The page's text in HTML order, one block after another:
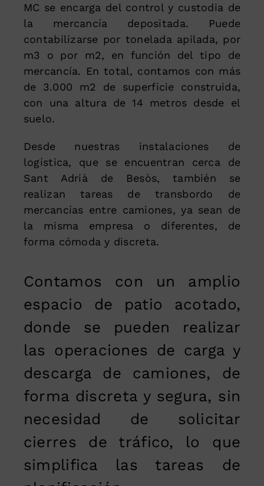
MC se encarga del control y custodia de
la mercancía depositada. Puede
contabilizarse por tonelada apilada, por
m3 o por m2, en función del tipo de
mercancía. En total, contamos con más
de 3.000 m2 de superficie construida,
con una altura de 14 metros desde el
suelo.
Desde nuestras instalaciones de
logística, que se encuentran cerca de
Sant Adrià de Besòs, también se
realizan tareas de transbordo de
mercancías entre camiones, ya sean de
la misma empresa o diferentes, de
forma cómoda y discreta.
Contamos con un amplio
espacio de patio acotado,
donde se pueden realizar
las operaciones de carga y
descarga de camiones, de
forma discreta y segura, sin
necesidad de solicitar
cierres de tráfico, lo que
simplifica las tareas de